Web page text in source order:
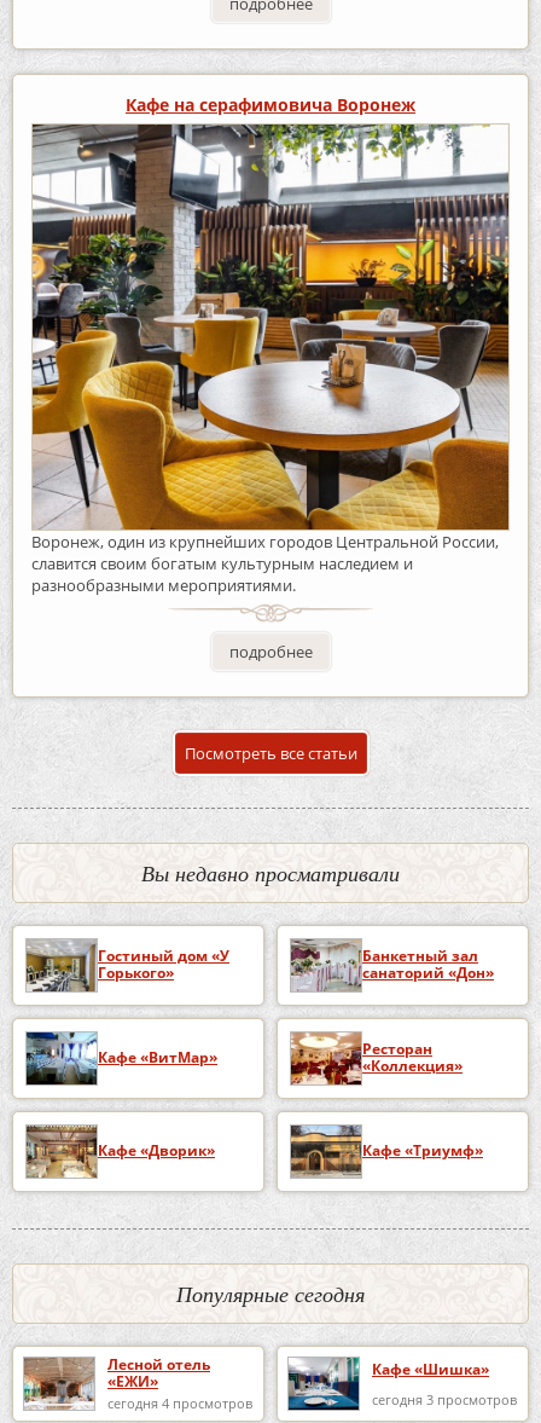
Кафе на серафимовича Воронеж
Воронеж, один из крупнейших городов Центральной России,
славится своим богатым культурным наследием и
разнообразными мероприятиями.
подробнее
Посмотреть все статьи
Вы недавно просматривали
Гостиный дом «У
Горького»
Банкетный зал
санаторий «Дон»
Кафе «ВитМар»
Ресторан
«Коллекция»
Кафе «Дворик» Кафе «Триумф»
Популярные сегодня
Лесной отель
«ЕЖИ»
сегодня 4 просмотров
Кафе «Шишка»
сегодня 3 просмотров